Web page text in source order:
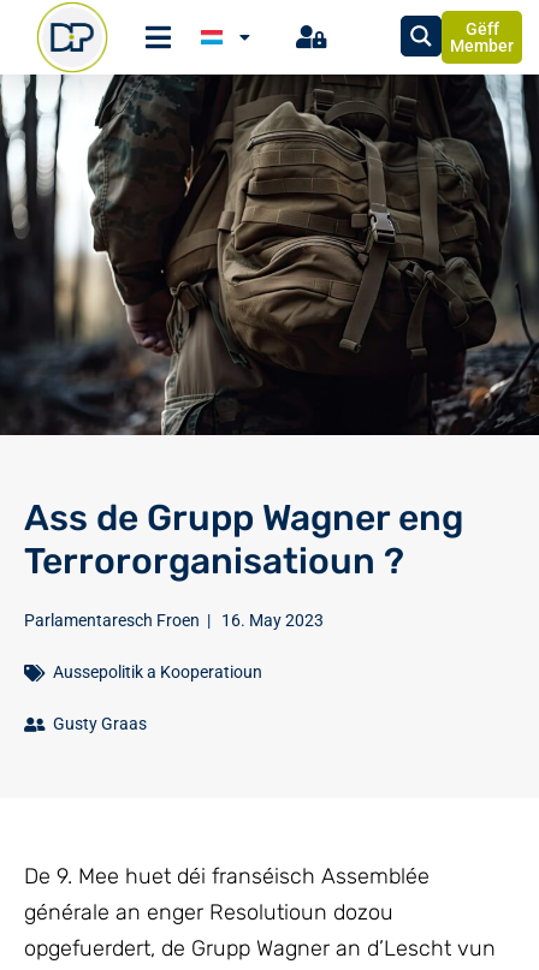
Gëff
Member
Ass de Grupp Wagner eng
Terrororganisatioun ?
Parlamentaresch Froen | 16. May 2023
Aussepolitik a Kooperatioun
Gusty Graas
De 9. Mee huet déi franséisch Assemblée
générale an enger Resolutioun dozou
opgefuerdert, de Grupp Wagner an d’Lescht vun